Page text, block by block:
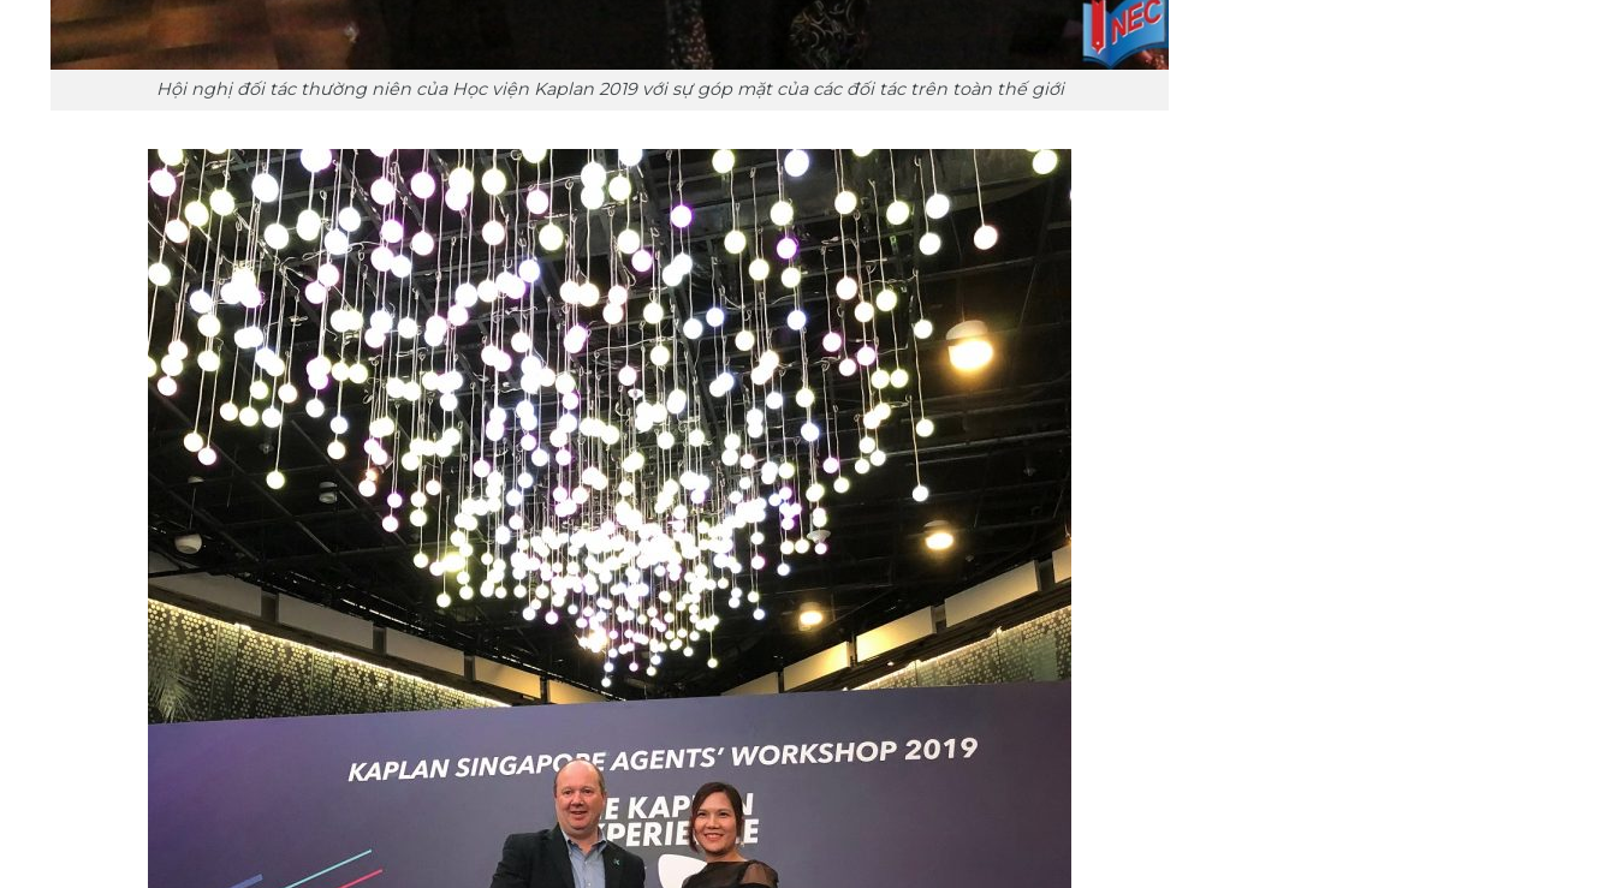
Hội nghị đối tác thường niên của Học viện Kaplan 2019 với sự góp mặt của các đối tác trên toàn thế giới